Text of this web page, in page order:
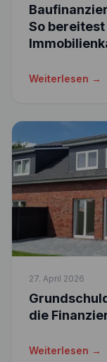
So
Weiterlesen →
27. April 2026
die
Weiterlesen →